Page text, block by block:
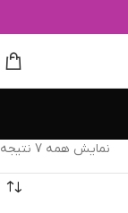
نمایش همه 7 نتیجه